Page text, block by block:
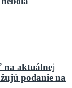
na aktuálnej
podanie na